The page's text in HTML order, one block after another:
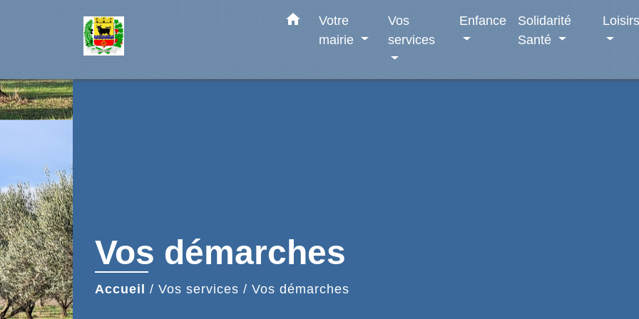
home
Votre
mairie
Vos
services
Enfance
Solidarité
Santé
Loisirs
Vos démarches
Accueil / Vos services / Vos démarches